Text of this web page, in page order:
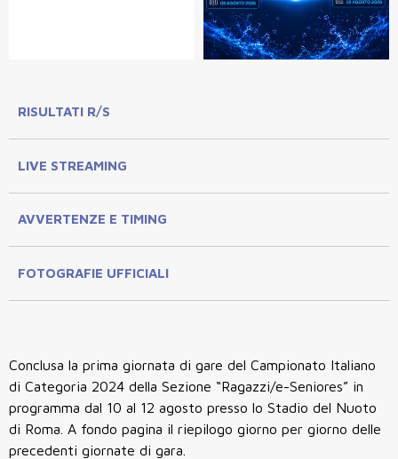
RISULTATI R/S
LIVE STREAMING
AVVERTENZE E TIMING
FOTOGRAFIE UFFICIALI
Conclusa la prima giornata di gare del Campionato Italiano
di Categoria 2024 della Sezione “Ragazzi/e-Seniores” in
programma dal 10 al 12 agosto presso lo Stadio del Nuoto
di Roma. A fondo pagina il riepilogo giorno per giorno delle
precedenti giornate di gara.